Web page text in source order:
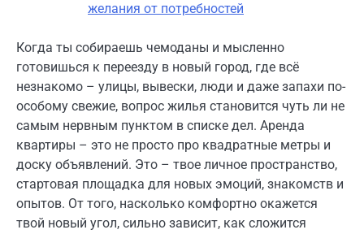
желания от потребностей
Когда ты собираешь чемоданы и мысленно
готовишься к переезду в новый город, где всё
незнакомо – улицы, вывески, люди и даже запахи по-
особому свежие, вопрос жилья становится чуть ли не
самым нервным пунктом в списке дел. Аренда
квартиры – это не просто про квадратные метры и
доску объявлений. Это – твое личное пространство,
стартовая площадка для новых эмоций, знакомств и
опытов. От того, насколько комфортно окажется
твой новый угол, сильно зависит, как сложится